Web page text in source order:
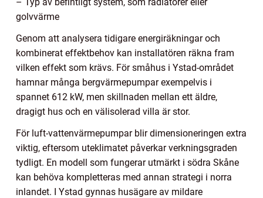
golvvärme
Genom att analysera tidigare energiräkningar och
kombinerat effektbehov kan installatören räkna fram
vilken effekt som krävs. För småhus i Ystad-området
hamnar många bergvärmepumpar exempelvis i
spannet 612 kW, men skillnaden mellan ett äldre,
dragigt hus och en välisolerad villa är stor.
För luft-vattenvärmepumpar blir dimensioneringen extra
viktig, eftersom uteklimatet påverkar verkningsgraden
tydligt. En modell som fungerar utmärkt i södra Skåne
kan behöva kompletteras med annan strategi i norra
inlandet. I Ystad gynnas husägare av mildare